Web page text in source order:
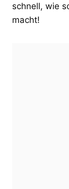
schnell, wie
macht!